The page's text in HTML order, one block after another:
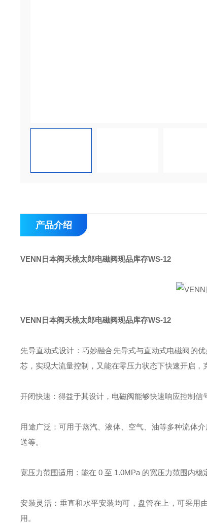
产品介绍
VENN日本阀天桃太郎电磁阀现品库存WS-12
VENN日本阀天桃太郎电磁阀现品库存WS-12
先导直动式设计：巧妙融合先导式与直动式电磁阀的
芯，实现大流量控制，又能在零压力状态下快速开启，
开闭快速：得益于其设计，电磁阀能够快速响应控制信
用途广泛：可用于蒸汽、液体、空气、油等多种流体
送等。
宽压力范围适用：能在 0 至 1.0MPa 的宽压力范围内
安装灵活：垂直和水平安装均可，盘管在上，可采用
用。